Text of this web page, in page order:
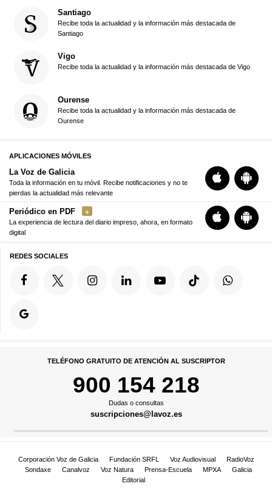
Santiago
Recibe toda la actualidad y la información más destacada de
Santiago
Vigo
Recibe toda la actualidad y la información más destacada de Vigo
Ourense
Recibe toda la actualidad y la información más destacada de
Ourense
APLICACIONES MÓVILES
La Voz de Galicia
Toda la información en tu móvil. Recibe notificaciones y no te
pierdas la actualidad más relevante
Periódico en PDF
La experiencia de lectura del diario impreso, ahora, en formato
digital
REDES SOCIALES
TELÉFONO GRATUITO DE ATENCIÓN AL SUSCRIPTOR
900 154 218
Dudas o consultas
suscripciones@lavoz.es
Corporación Voz de Galicia Fundación SRFL Voz Audiovisual
RadioVoz
Sondaxe
Canalvoz Voz Natura Prensa-Escuela MPXA
Galicia
Editorial